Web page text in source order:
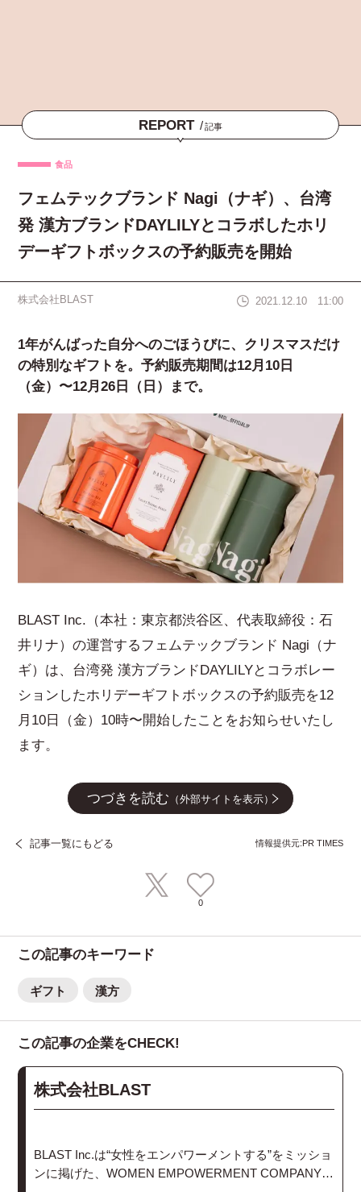
REPORT /記事
食品
フェムテックブランド Nagi（ナギ）、台湾
発 漢方ブランドDAYLILYとコラボしたホリ
デーギフトボックスの予約販売を開始
株式会社BLAST 2021.12.10 11:00
1年がんばった自分へのごほうびに、クリスマスだけ
の特別なギフトを。予約販売期間は12月10日
（金）〜12月26日（日）まで。
BLAST Inc.（本社：東京都渋谷区、代表取締役：石
井リナ）の運営するフェムテックブランド Nagi（ナ
ギ）は、台湾発 漢方ブランドDAYLILYとコラボレー
ションしたホリデーギフトボックスの予約販売を12
月10日（金）10時〜開始したことをお知らせいたし
ます。
つづきを読む （外部サイトを表示）
記事一覧にもどる 情報提供元:PR TIMES
0
この記事のキーワード
ギフト 漢方
この記事の企業をCHECK!
株式会社BLAST
BLAST Inc.は“女性をエンパワーメントする”をミッショ
ンに掲げた、WOMEN EMPOWERMENT COMPANYで